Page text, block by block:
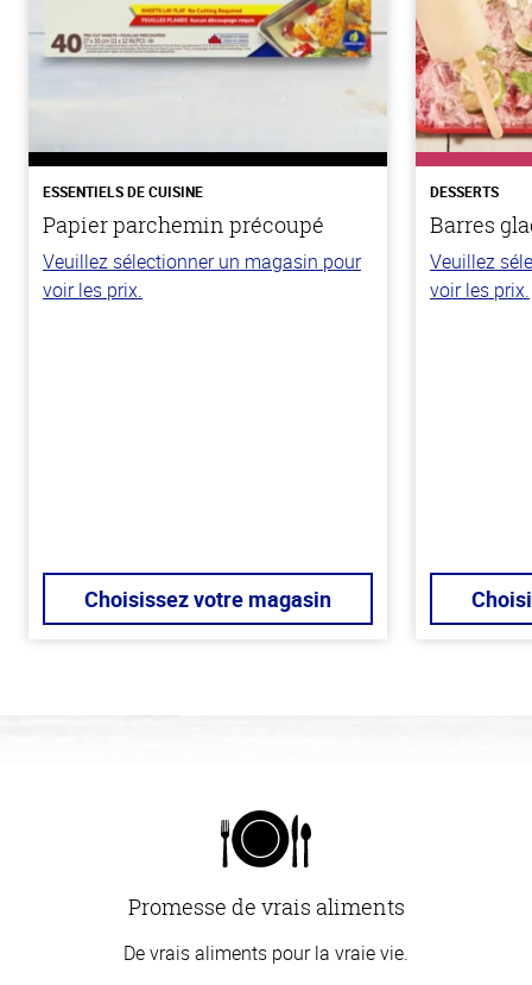
ESSENTIELS DE CUISINE
Papier parchemin précoupé
Veuillez sélectionner un magasin pour
voir les prix.
Choisissez votre magasin
DESSERTS
Barres
Veuillez
voir les prix.
Promesse de vrais aliments
De vrais aliments pour la vraie vie.